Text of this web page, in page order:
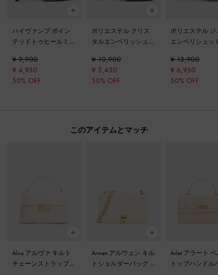
ハイヴァンプ ポイン
テッドトゥヒールミュ
¥ 9,900
¥ 4,950
50% OFF
ポリエステル クリス
タルエンベリッシュド
-シルバー
¥ 10,900
¥ 5,450
50% OFF
ポリエステル ジ
エンベリシュッ
ル -シルバー
¥ 13,900
¥ 6,950
50% OFF
このアイテムとマッチ
Alva アルヴァ キルト
チェーンストラップト
Arwen アルウェン キル
トショルダーバッグ -
Arlet アラート
トップハンドル